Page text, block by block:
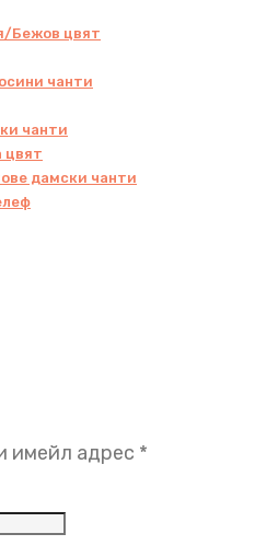
Бежов цвят
чанти
чанти
цвят
дамски чанти
имейл адрес *